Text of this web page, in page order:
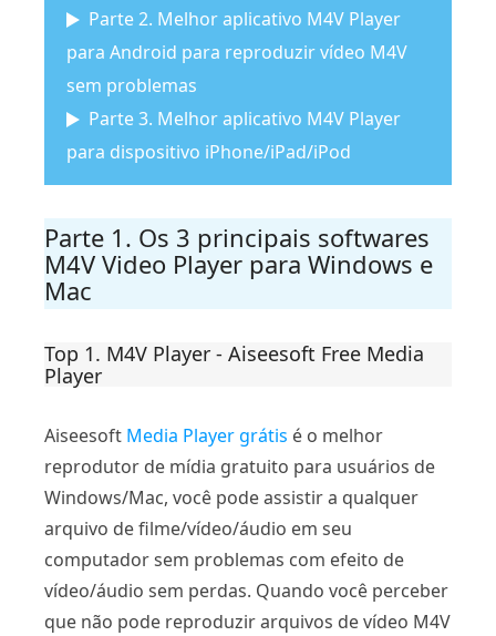
Parte 2. Melhor aplicativo M4V Player
para Android para reproduzir vídeo M4V
sem problemas
Parte 3. Melhor aplicativo M4V Player
para dispositivo iPhone/iPad/iPod
Parte 1. Os 3 principais softwares
M4V Video Player para Windows e
Mac
Top 1. M4V Player - Aiseesoft Free Media
Player
Aiseesoft Media Player grátis é o melhor
reprodutor de mídia gratuito para usuários de
Windows/Mac, você pode assistir a qualquer
arquivo de filme/vídeo/áudio em seu
computador sem problemas com efeito de
vídeo/áudio sem perdas. Quando você perceber
que não pode reproduzir arquivos de vídeo M4V